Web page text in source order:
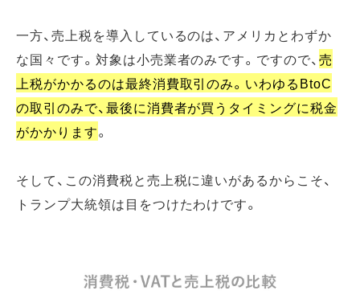
一方、売上税を導入しているのは、アメリカとわずか
な国々です。対象は小売業者のみです。ですので、売
上税がかかるのは最終消費取引のみ。いわゆるBtoC
の取引のみで、最後に消費者が買うタイミングに税金
がかかります。
そして、この消費税と売上税に違いがあるからこそ、
トランプ大統領は目をつけたわけです。